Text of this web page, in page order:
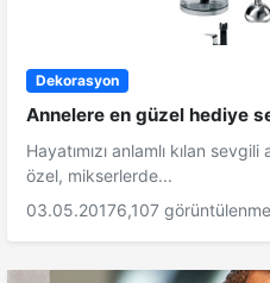
Dekorasyon
Annelere en güzel hediye
Hayatımızı anlamlı kılan
özel, mikserlerde...
03.05.20176,107 görüntülenme